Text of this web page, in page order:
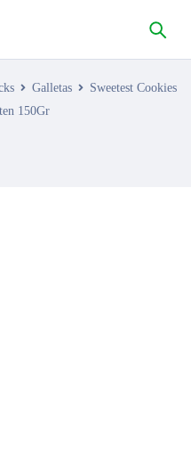
Galletas
Sweetest Cookies
150Gr